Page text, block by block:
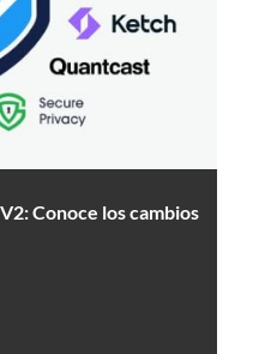
Conoce los cambios